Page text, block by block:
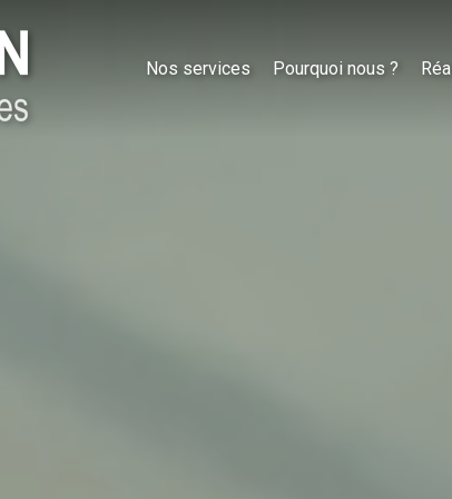
Nos services Pourquoi nous ?